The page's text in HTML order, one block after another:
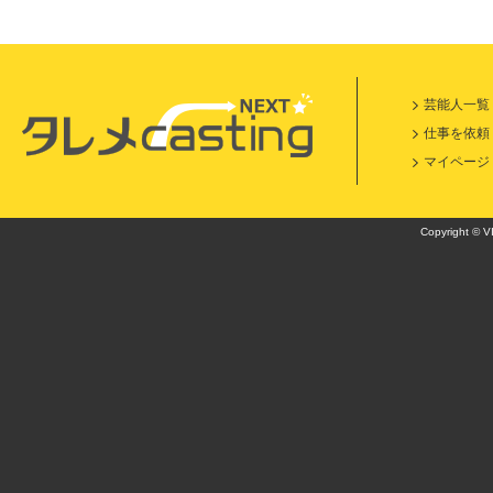
芸能人一覧
仕事を依頼
マイページ
Copyright ©